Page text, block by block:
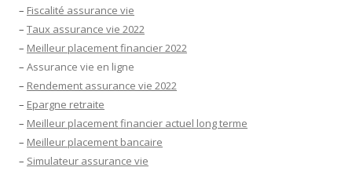
– Fiscalité assurance vie
– Taux assurance vie 2022
– Meilleur placement financier 2022
– Assurance vie en ligne
– Rendement assurance vie 2022
– Epargne retraite
– Meilleur placement financier actuel long terme
– Meilleur placement bancaire
– Simulateur assurance vie